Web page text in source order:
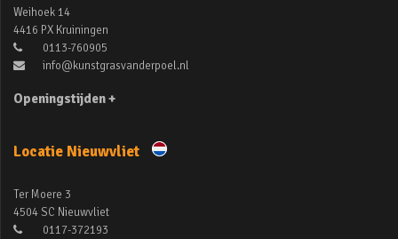
Weihoek 14
4416 PX Kruiningen
0113-760905
info@kunstgrasvanderpoel.nl
Openingstijden +
Locatie Nieuwvliet
Ter Moere 3
4504 SC Nieuwvliet
0117-372193